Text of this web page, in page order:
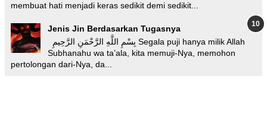
membuat hati menjadi keras sedikit demi sedikit...
Jenis Jin Berdasarkan Tugasnya
Subhanahu wa ta’ala, kita memuji-Nya, memohon
pertolongan dari-Nya, da...